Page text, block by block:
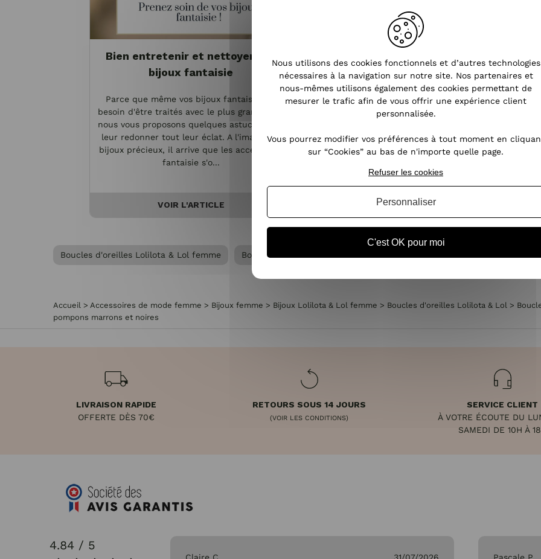
Bien entretenir et nettoyer vos
bijoux fantaisie
Parce que même vos bijoux fantaisie ont
besoin d'être traités avec le plus grand soin,
nous vous proposons quelques astuces pour
leur redonner tout leur éclat. A l'image des
bijoux précieux, il arrive que les accessoires
fantaisie s'o...
VOIR L'ARTICLE
Boucles d'oreilles Lolilota & Lol femme Boucles d'oreilles femme
Accueil > Accessoires de mode femme > Bijoux femme > Bijoux Lolilota & Lol femme > Boucles d'oreilles Lolilota & Lol >
pompons marrons et noires
LIVRAISON RAPIDE
OFFERTE DÈS 70€
RETOURS SOUS 14 JOURS
(VOIR LES CONDITIONS)
SERVICE CLIENT
À VOTRE ÉCOUTE DU
SAMEDI DE 10H À
4.84 / 5
Nous utilisons des cookies fonctionnels et d’autres technologies
nécessaires à la navigation sur notre site. Nos partenaires et
nous-mêmes utilisons également des cookies permettant de
mesurer le trafic afin de vous offrir une expérience client
personnalisée.
Vous pourrez modifier vos préférences à tout moment en
sur “Cookies” au bas de n'importe quelle page.
C'est OK pour moi
Refuser les cookies
Personnaliser